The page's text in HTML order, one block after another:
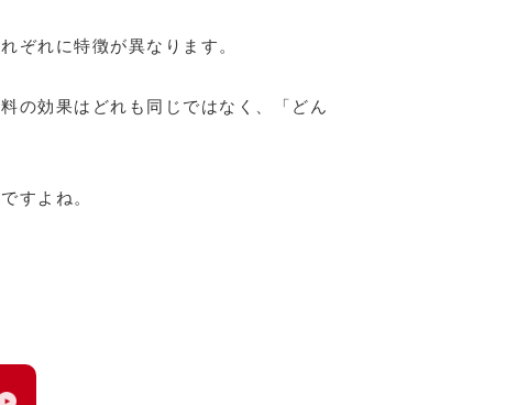
ぞれに特徴が異なります。
の効果はどれも同じではなく、「どん
すよね。